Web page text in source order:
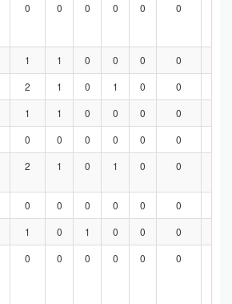
0 0 0 0 0 0
1 1 0 0 0 0
2 1 0 1 0 0
1 1 0 0 0 0
0 0 0 0 0 0
2 1 0 1 0 0
0 0 0 0 0 0
1 0 1 0 0 0
0 0 0 0 0 0